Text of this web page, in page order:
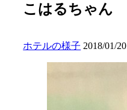
こはるちゃん
ホテルの様子 2018/01/20